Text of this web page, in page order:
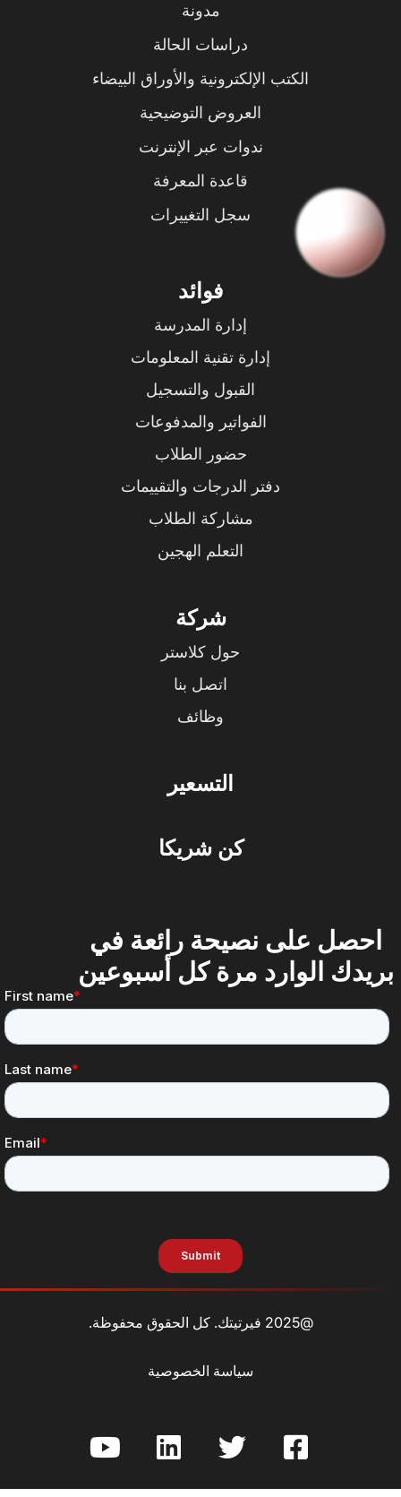
مدونة
دراسات الحالة
الكتب الإلكترونية والأوراق البيضاء
العروض التوضيحية
ندوات عبر الإنترنت
قاعدة المعرفة
سجل التغييرات
فوائد
إدارة المدرسة
إدارة تقنية المعلومات
القبول والتسجيل
الفواتير والمدفوعات
حضور الطلاب
دفتر الدرجات والتقييمات
مشاركة الطلاب
التعلم الهجين
شركة
حول كلاستر
اتصل بنا
وظائف
التسعير
كن شريكا
احصل على نصيحة رائعة في
الوارد مرة كل أسبوعين
سياسة الخصوصية